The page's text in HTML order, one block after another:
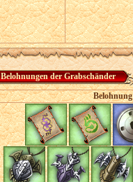
Belohnungen der Grabschänder
Belohnung